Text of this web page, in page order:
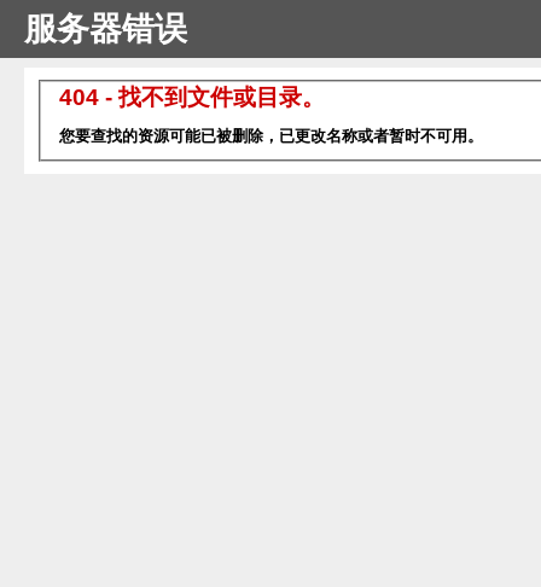
服务器错误
404 - 找不到文件或目录。
您要查找的资源可能已被删除，已更改名称或者暂时不可用。